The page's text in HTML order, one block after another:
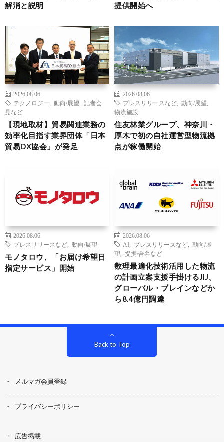
解消と説明
提供開始へ
2026.08.06
テクノロジー
動向/展望
記者会
見など
【現地取材】貿易関連業務の
効率化目指す業界団体「日本
貿易DX協会」が発足
2026.08.06
プレスリリースなど
動向/展望
物流施設
住友林業グループ、神奈川・
厚木で初の自社運営型物流拠
点が稼働開始
2026.08.06
プレスリリースなど
動向/展望
モノタロウ、「お届け希望日
指定サービス」開始
2026.08.06
AI
プレスリリースなど
動向/展
望
提携/合弁など
数理最適化技術活用した物流
の計画立案支援手掛けるJIJ、
グローバル・ブレインなどか
ら8.4億円調達
Back to Top
メルマガ会員登録
プライバシーポリシー
広告掲載